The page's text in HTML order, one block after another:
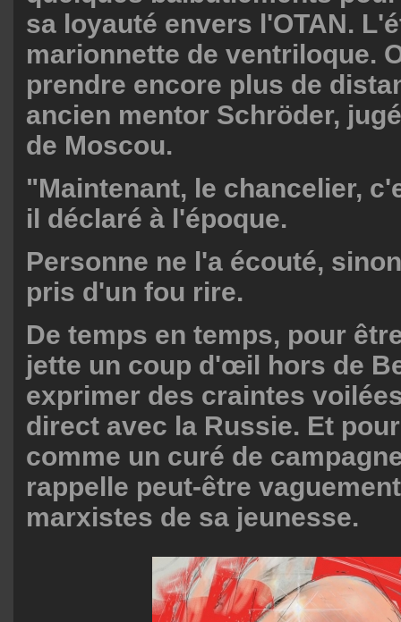
sa loyauté envers l'OTAN.
marionnette de ventriloque.
prendre encore plus de
ancien mentor Schröder,
de Moscou.
"Maintenant, le chancelier,
il déclaré à l'époque.
Personne ne l'a écouté,
pris d'un fou rire.
De temps en temps, pour
jette un coup d'œil hors de
exprimer des craintes
direct avec la Russie. Et
comme un curé de
rappelle peut-être
marxistes de sa jeunesse.